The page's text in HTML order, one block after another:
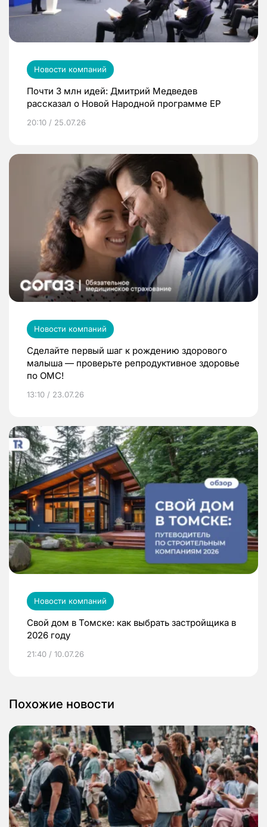
Новости компаний
Почти 3 млн идей: Дмитрий Медведев
рассказал о Новой Народной программе ЕР
20:10 / 25.07.26
Новости компаний
Сделайте первый шаг к рождению здорового
малыша — проверьте репродуктивное здоровье
по ОМС!
13:10 / 23.07.26
Новости компаний
Свой дом в Томске: как выбрать застройщика в
2026 году
21:40 / 10.07.26
Похожие новости